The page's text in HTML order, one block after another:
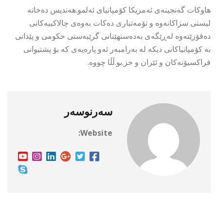
هاوکات گەنجینەی ئەمریکا کۆمپانیای ئەلمو.هەندیس دەخاتە
لیستی سزاکانەوە و تۆمەتباری دەکات بەوەی چالاکییەکانی
دەقۆزێتەوە لەڕێگەی بەدەستهێنانی گرێبەستی حکومی و پێدانی
بە کۆمپانیاکانی دیکە لە بەرامبەر ئەو پارەیەی کە بۆ پشتیوانی
فراکسیۆنەکان و ئێران و حز.بو.ڵڵا چووە.
سەرنوسەر
Website: